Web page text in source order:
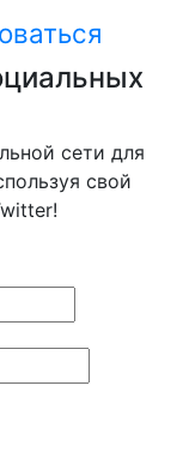
сети для
свой